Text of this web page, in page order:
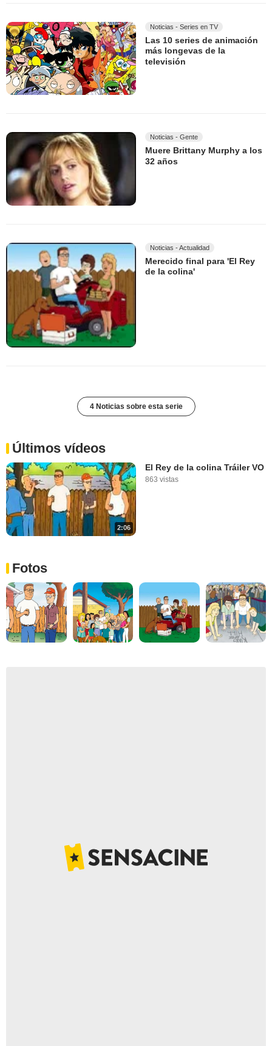
Noticias - Series en TV
Las 10 series de animación
más longevas de la
televisión
Noticias - Gente
Muere Brittany Murphy a los
32 años
Noticias - Actualidad
Merecido final para 'El Rey
de la colina'
4 Noticias sobre esta serie
Últimos vídeos
2:06
El Rey de la colina Tráiler VO
863 vistas
Fotos